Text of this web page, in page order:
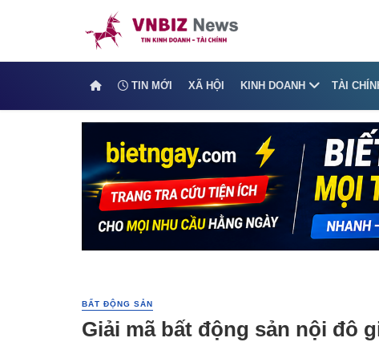
TIN MỚI XÃ HỘI KINH DOANH TÀI
BẤT ĐỘNG SẢN
Giải mã bất động sản nội đô